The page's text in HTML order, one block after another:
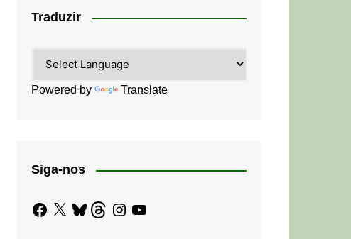
Traduzir
Powered by Translate
Siga-nos
Facebook
X BlueskyThreadsInstagram
YouTube